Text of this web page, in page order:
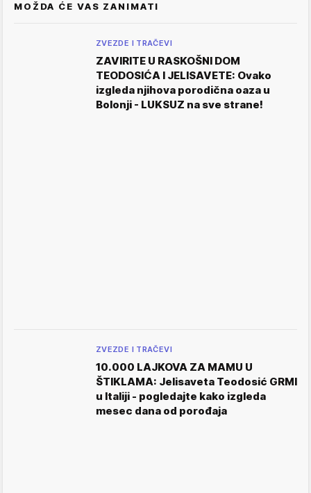
MOŽDA ĆE VAS ZANIMATI
ZVEZDE I TRAČEVI
ZAVIRITE U RASKOŠNI DOM
TEODOSIĆA I JELISAVETE: Ovako
izgleda njihova porodična oaza u
Bolonji - LUKSUZ na sve strane!
ZVEZDE I TRAČEVI
10.000 LAJKOVA ZA MAMU U
ŠTIKLAMA: Jelisaveta Teodosić GRMI
u Italiji - pogledajte kako izgleda
mesec dana od porođaja